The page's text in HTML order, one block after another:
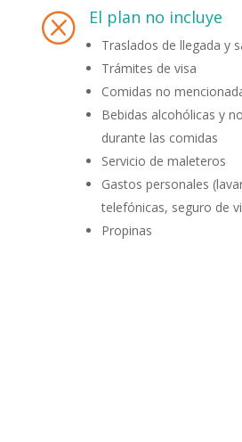
Q El plan no incluye
Traslados de llegada y
Trámites de visa
Comidas no
Bebidas alcohólicas y
durante las comidas
Servicio de maleteros
Gastos personales
telefónicas, seguro de
Propinas